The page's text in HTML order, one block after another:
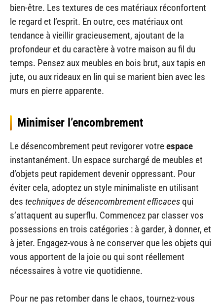
bien-être. Les textures de ces matériaux réconfortent
le regard et l’esprit. En outre, ces matériaux ont
tendance à vieillir gracieusement, ajoutant de la
profondeur et du caractère à votre maison au fil du
temps. Pensez aux meubles en bois brut, aux tapis en
jute, ou aux rideaux en lin qui se marient bien avec les
murs en pierre apparente.
Minimiser l’encombrement
Le désencombrement peut revigorer votreespace
instantanément. Un espace surchargé de meubles et
d’objets peut rapidement devenir oppressant. Pour
éviter cela, adoptez un style minimaliste en utilisant
des techniques de désencombrement efficacesqui
s’attaquent au superflu. Commencez par classer vos
possessions en trois catégories : à garder, à donner, et
à jeter. Engagez-vous à ne conserver que les objets qui
vous apportent de la joie ou qui sont réellement
nécessaires à votre vie quotidienne.
Pour ne pas retomber dans le chaos, tournez-vous